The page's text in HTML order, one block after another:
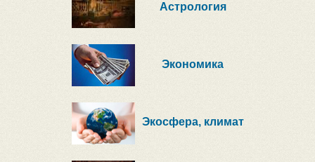
Астрология
Экономика
Экосфера, климат